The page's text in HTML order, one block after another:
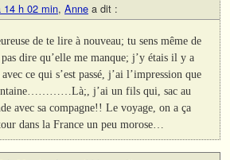
14 h 02 min, Anne a dit :
de te lire à nouveau; tu sens même de
dire qu’elle me manque; j’y étais il y a
ce qui s’est passé, j’ai l’impression que
j’ai un fils qui, sac au
avec sa compagne!! Le voyage, on a ça
dans la France un peu morose…